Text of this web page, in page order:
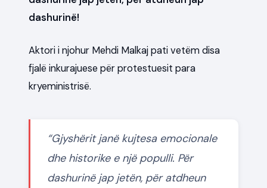
dashurinë!
Aktori i njohur Mehdi Malkaj pati vetëm disa
fjalë inkurajuese për protestuesit para
kryeministrisë.
“Gjyshërit janë kujtesa emocionale
dhe historike e një populli. Për
dashurinë jap jetën, për atdheun